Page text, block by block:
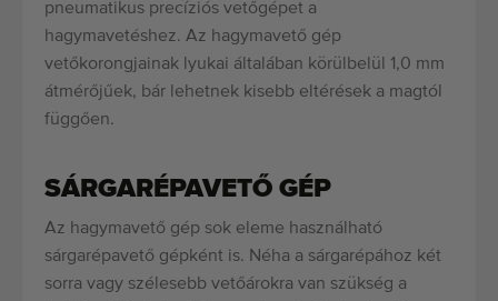
pneumatikus precíziós vetőgépet a
hagymavetéshez. Az hagymavető gép
vetőkorongjainak lyukai általában körülbelül 1,0 mm
átmérőjűek, bár lehetnek kisebb eltérések a magtól
függően.
SÁRGARÉPAVETŐ GÉP
Az hagymavető gép sok eleme használható
sárgarépavető gépként is. Néha a sárgarépához két
sorra vagy szélesebb vetőárokra van szükség a